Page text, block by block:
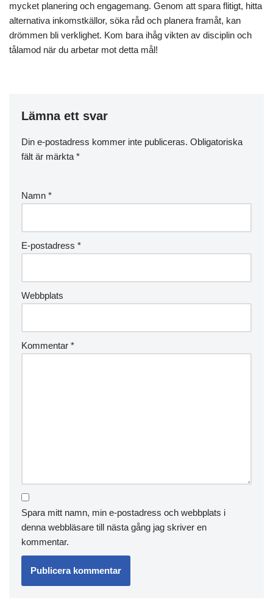
mycket planering och engagemang. Genom att spara flitigt, hitta
alternativa inkomstkällor, söka råd och planera framåt, kan
drömmen bli verklighet. Kom bara ihåg vikten av disciplin och
tålamod när du arbetar mot detta mål!
Lämna ett svar
Din e-postadress kommer inte publiceras. Obligatoriska
fält är märkta *
Namn *
E-postadress *
Webbplats
Kommentar *
Spara mitt namn, min e-postadress och webbplats i
denna webbläsare till nästa gång jag skriver en
kommentar.